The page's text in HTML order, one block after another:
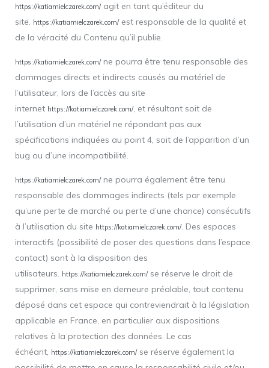
https://katiamielczarek.com/agit en tant qu’éditeur du
site. https://katiamielczarek.com/est responsable de la qualité et
de la véracité du Contenu qu’il publie.
https://katiamielczarek.com/ne pourra être tenu responsable des
dommages directs et indirects causés au matériel de
l’utilisateur, lors de l’accès au site
internet https://katiamielczarek.com/, et résultant soit de
l’utilisation d’un matériel ne répondant pas aux
spécifications indiquées au point 4, soit de l’apparition d’un
bug ou d’une incompatibilité.
https://katiamielczarek.com/ne pourra également être tenu
responsable des dommages indirects (tels par exemple
qu’une perte de marché ou perte d’une chance) consécutifs
à l’utilisation du site https://katiamielczarek.com/. Des espaces
interactifs (possibilité de poser des questions dans l’espace
contact) sont à la disposition des
utilisateurs. https://katiamielczarek.com/se réserve le droit de
supprimer, sans mise en demeure préalable, tout contenu
déposé dans cet espace qui contreviendrait à la législation
applicable en France, en particulier aux dispositions
relatives à la protection des données. Le cas
échéant, https://katiamielczarek.com/se réserve également la